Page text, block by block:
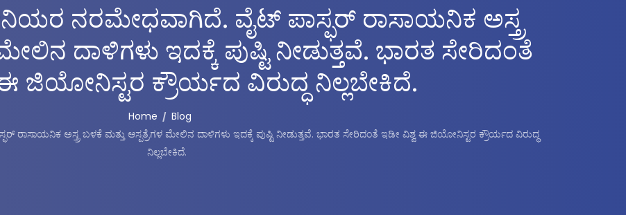
ನರಮೇಧವಾಗಿದೆ. ವೈಟ್ ಪಾಸ್ಫರ್ ರಾಸಾಯನಿಕ ಅಸ್ತ್ರ
ದಾಳಿಗಳು ಇದಕ್ಕೆ ಪುಷ್ಟಿ ನೀಡುತ್ತವೆ. ಭಾರತ ಸೇರಿದಂತೆ
ಜಿಯೋನಿಸ್ಟರ ಕ್ರೌರ್ಯದ ವಿರುದ್ಧ ನಿಲ್ಲಬೇಕಿದೆ.
Home
Blog
ರಾಸಾಯನಿಕ ಅಸ್ತ್ರ ಬಳಕೆ ಮತ್ತು ಆಸ್ಪತ್ರೆಗಳ ಮೇಲಿನ ದಾಳಿಗಳು ಇದಕ್ಕೆ ಪುಷ್ಟಿ ನೀಡುತ್ತವೆ. ಭಾರತ ಸೇರಿದಂತೆ ಇಡೀ ವಿಶ್ವ ಈ ಜಿಯೋನಿಸ್ಟರ ಕ್ರೌರ್ಯದ ವಿರುದ್ಧ
ನಿಲ್ಲಬೇಕಿದೆ.